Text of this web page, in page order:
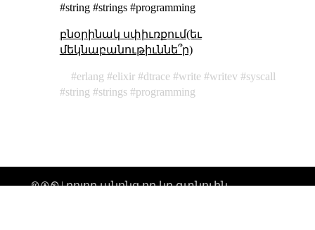
#string #strings #programming
բնօրինակ սփիւռքում(եւ
մեկնաբանութիւննե՞ր)
erlang elixir dtrace write writev
syscall
string
strings programming
🅭 🅯 🄏 | բոլոր անոնց որ կը գտնուին